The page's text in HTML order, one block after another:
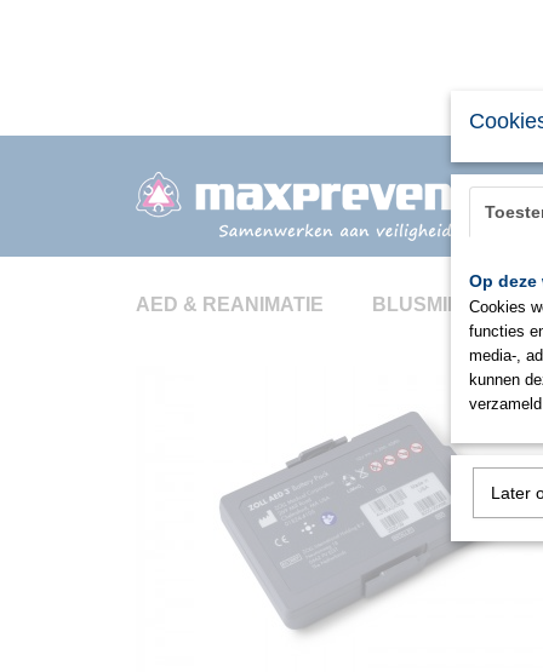
AED & REANIMATIE BLUSMIDDELEN
Op
Cookies
functies
media-,
kunnen
Later